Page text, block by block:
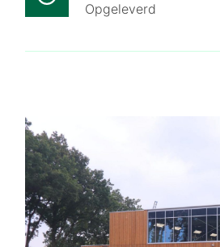
Opgeleverd